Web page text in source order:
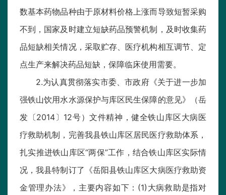
数基本药物品种由于原材料价格上涨而导致短暂采购
不到，国家及时建立短缺药品预警机制，及时收集药
品短缺相关情况，采取贮存、医疗机构相互调节、定
点生产来解决药品短缺，保障临床使用需要。
2.为认真贯彻落实市委、市政府《关于进一步加
强铁山饮用水水源保护与库区民生保障的意见》（岳
发〔2014〕12号）文件精神，健全铁山库区大病医
疗救助机制，完善我县铁山库区居民医疗救助体系，
扎实推进铁山库区“两保”工作，结合铁山库区实际情
况，我县特制订了《岳阳县铁山库区大病医疗救助资
金管理办法》，主要内容如下：(1)大病救助是指对